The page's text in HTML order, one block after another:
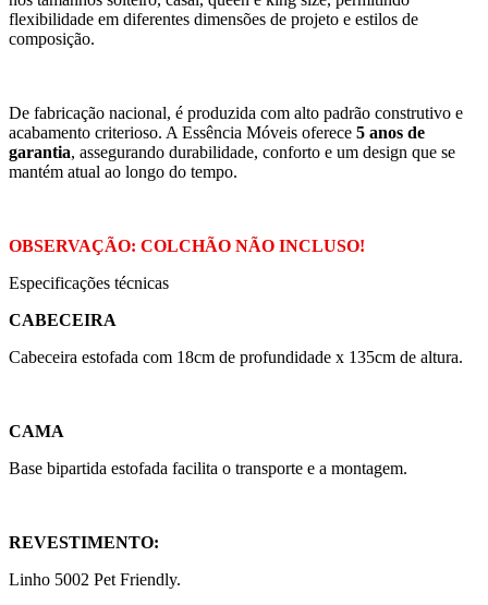
flexibilidade em diferentes dimensões de projeto e estilos de
composição.
De fabricação nacional, é produzida com alto padrão construtivo e
acabamento criterioso. A Essência Móveis oferece 5 anos de
garantia, assegurando durabilidade, conforto e um design que se
mantém atual ao longo do tempo.
OBSERVAÇÃO: COLCHÃO NÃO INCLUSO!
Especificações técnicas
CABECEIRA
Cabeceira estofada com 18cm de profundidade x 135cm de altura.
CAMA
Base bipartida estofada facilita o transporte e a montagem.
REVESTIMENTO:
Linho 5002 Pet Friendly.